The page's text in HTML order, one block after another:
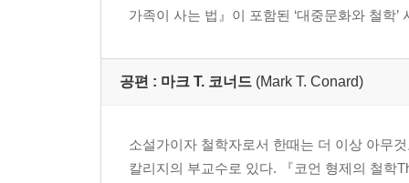
이 책에 아이디어를 준 사람들
찾아보기
가족이 사는 법』이 포함된 ‘대중문화와 철학
공편 : 마크 T. 코너드 (Mark T. Conard)
소설가이자 철학자로서 한때는 더 이상 아무
칼리지의 부교수로 있다. 『코언 형제의 철학